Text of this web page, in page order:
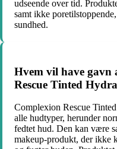
udseende over tid.
samt ikke
sundhed.
Hvem vil have gavn
Rescue Tinted
Complexion Rescue
alle hudtyper, herunder
fedtet hud. Den kan være
makeup-produkt, der ikke